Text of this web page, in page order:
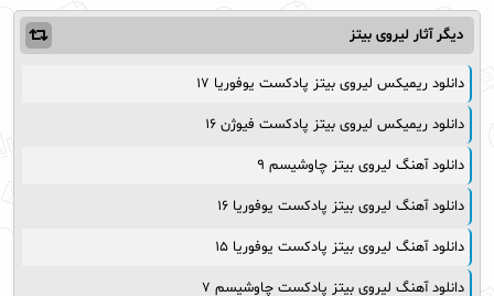
دیگر آثار لیروی بیتز
دانلود ریمیکس لیروی بیتز پادکست یوفوریا ۱۷
دانلود ریمیکس لیروی بیتز پادکست فیوژن ۱۶
دانلود آهنگ لیروی بیتز چاوشیسم ۹
دانلود آهنگ لیروی بیتز پادکست یوفوریا ۱۶
دانلود آهنگ لیروی بیتز پادکست یوفوریا ۱۵
دانلود آهنگ لیروی بیتز پادکست چاوشیسم ۷